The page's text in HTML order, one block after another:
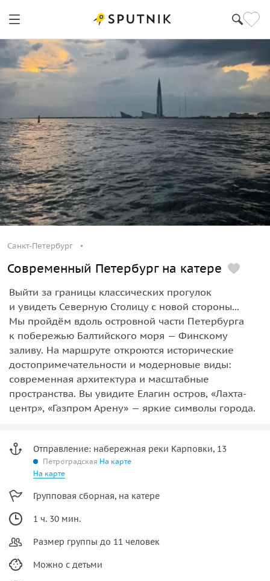
Санкт-Петербург
Современный Петербург на катере
Выйти за границы классических прогулок
и увидеть Северную Столицу с новой стороны...
Мы пройдём вдоль островной части Петербурга
к побережью Балтийского моря — Финскому
заливу. На маршруте откроются исторические
достопримечательности и модерновые виды:
современная архитектура и масштабные
пространства. Вы увидите Елагин остров, «Лахта-
центр», «Газпром Арену» — яркие символы города.
Отправление: набережная реки Карповки, 13
Петроградская На карте
На карте
Групповая сборная, на катере
1 ч. 30 мин.
Размер группы до 11 человек
Можно с детьми